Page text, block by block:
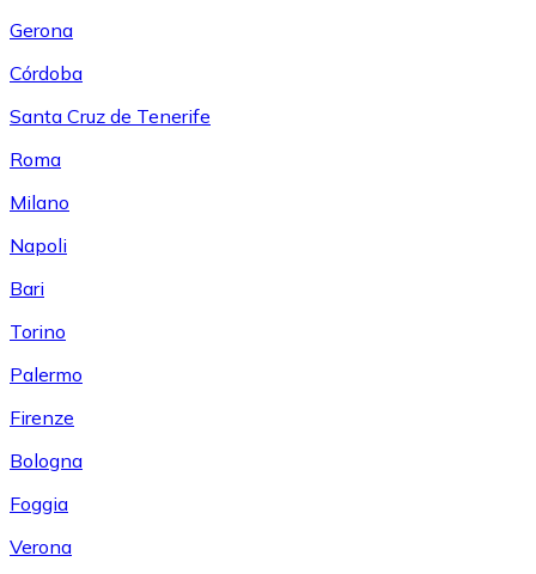
Gerona
Córdoba
Santa Cruz de Tenerife
Roma
Milano
Napoli
Bari
Torino
Palermo
Firenze
Bologna
Foggia
Verona